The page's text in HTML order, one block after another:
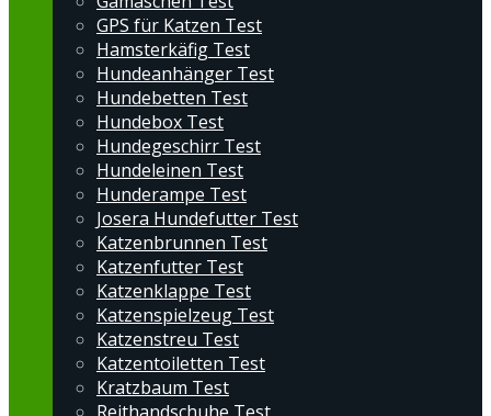
GPS für Katzen Test
Hamsterkäfig Test
Hundeanhänger Test
Hundebetten Test
Hundebox Test
Hundegeschirr Test
Hundeleinen Test
Hunderampe Test
Josera Hundefutter Test
Katzenbrunnen Test
Katzenfutter Test
Katzenklappe Test
Katzenspielzeug Test
Katzenstreu Test
Katzentoiletten Test
Kratzbaum Test